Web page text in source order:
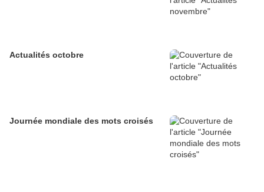
Actualités octobre
Journée mondiale des mots croisés